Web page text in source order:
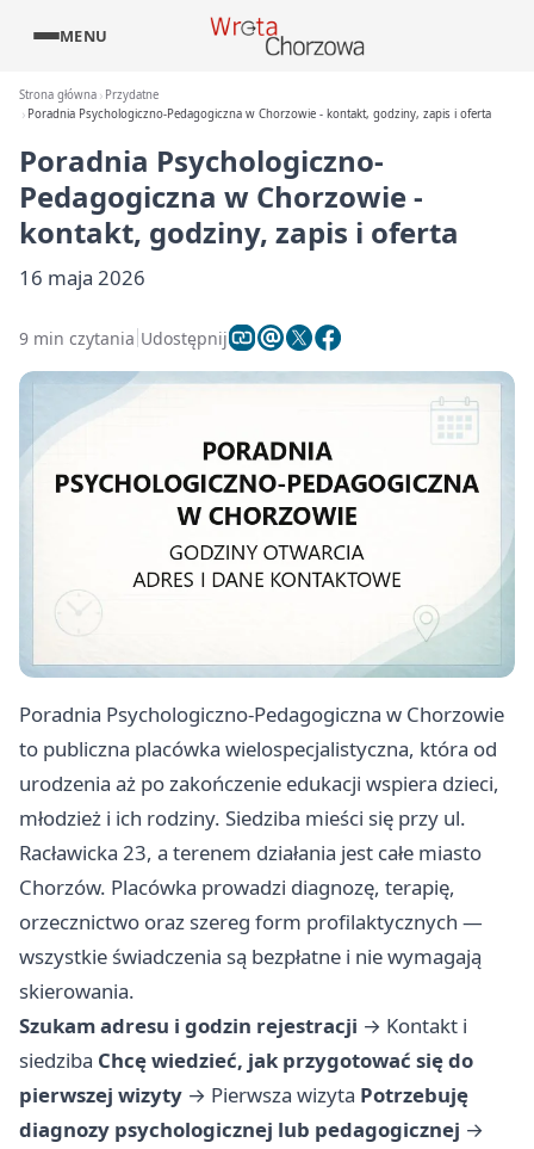
MENU
Strona główna
Przydatne
Poradnia Psychologiczno-Pedagogiczna w Chorzowie - kontakt, godziny, zapis i oferta
Poradnia Psychologiczno-
Pedagogiczna w Chorzowie -
kontakt, godziny, zapis i oferta
16 maja 2026
9 min czytania Udostępnij
Poradnia Psychologiczno-Pedagogiczna w Chorzowie
to publiczna placówka wielospecjalistyczna, która od
urodzenia aż po zakończenie edukacji wspiera dzieci,
młodzież i ich rodziny. Siedziba mieści się przy ul.
Racławicka 23, a terenem działania jest całe miasto
Chorzów. Placówka prowadzi diagnozę, terapię,
orzecznictwo oraz szereg form profilaktycznych —
wszystkie świadczenia są bezpłatne i nie wymagają
skierowania.
Szukam adresu i godzin rejestracji → Kontakt i
siedziba Chcę wiedzieć, jak przygotować się do
pierwszej wizyty → Pierwsza wizyta Potrzebuję
diagnozy psychologicznej lub pedagogicznej →